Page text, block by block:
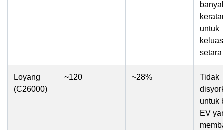
untuk
setara
Loyang
(C26000)
~120 ~28%
Tidak
untuk
EV